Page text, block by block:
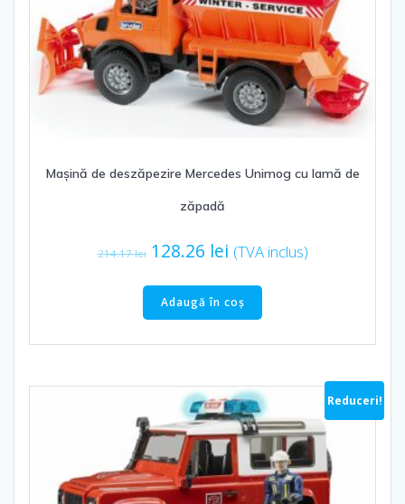
Mașină de deszăpezire Mercedes Unimog cu lamă de
zăpadă
214.17lei Prețul
fost:
214.17 lei.
128.26 leiPrețul
este:
128.26 lei.
(TVA inclus)
Adaugă în coș
Reduceri!